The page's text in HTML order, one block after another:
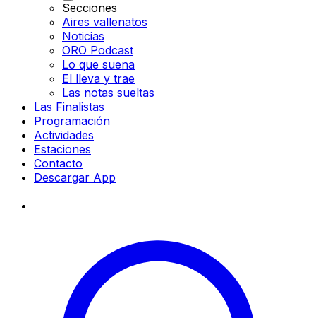
Secciones
Aires vallenatos
Noticias
ORO Podcast
Lo que suena
El lleva y trae
Las notas sueltas
Las Finalistas
Programación
Actividades
Estaciones
Contacto
Descargar App